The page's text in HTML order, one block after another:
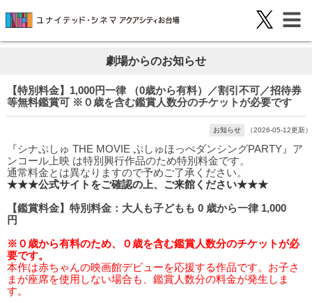
劇場からのお知らせ
【特別料金】1,000円一律 （0歳から有料）／割引不可／招待券
等無料鑑賞可 ※０歳を含む鑑賞人数分のチケットが必要です
お知らせ （2026-05-12更新）
『シナぷしゅ THE MOVIE ぷしゅほっぺダンシングPARTY』ア
ンコール上映 は特別興行作品のため特別料金です。
通常料金とは異なりますので予めご了承ください。
★★★公式サイトをご確認の上、ご来館ください★★★
【鑑賞料金】特別料金：大人も子どもも 0 歳から一律 1,000
円
※０歳から有料のため、０歳を含む鑑賞人数分のチケットが必
要です。
本作は赤ちゃんの映画館デビューを応援する作品です。お子さ
まが座席を使用しない場合も、鑑賞人数分の料金が発生しま
す。